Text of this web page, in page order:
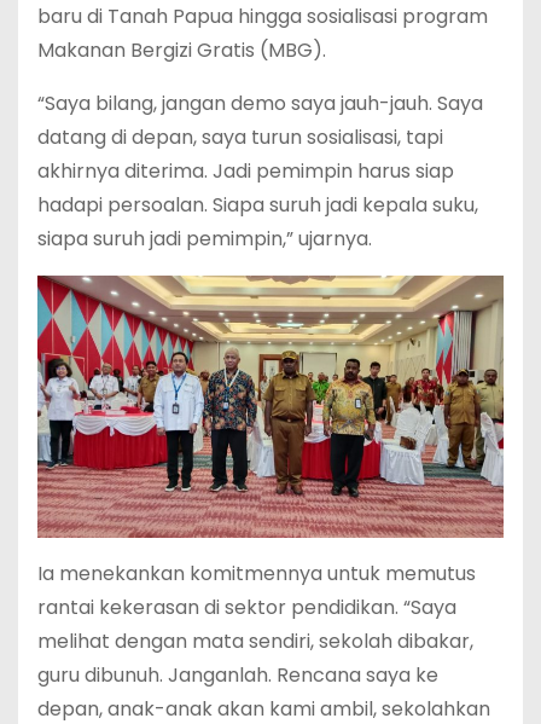
baru di Tanah Papua hingga sosialisasi program
Makanan Bergizi Gratis (MBG).
“Saya bilang, jangan demo saya jauh-jauh. Saya
datang di depan, saya turun sosialisasi, tapi
akhirnya diterima. Jadi pemimpin harus siap
hadapi persoalan. Siapa suruh jadi kepala suku,
siapa suruh jadi pemimpin,” ujarnya.
Ia menekankan komitmennya untuk memutus
rantai kekerasan di sektor pendidikan. “Saya
melihat dengan mata sendiri, sekolah dibakar,
guru dibunuh. Janganlah. Rencana saya ke
depan, anak-anak akan kami ambil, sekolahkan